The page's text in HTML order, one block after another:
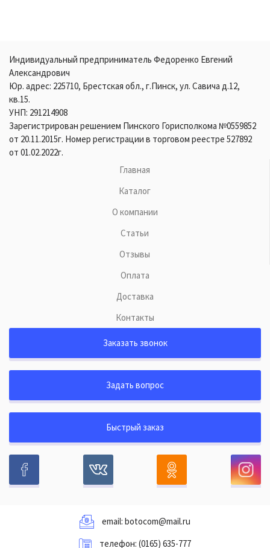
Индивидуальный предприниматель Федоренко Евгений
Александрович
Юр. адрес: 225710, Брестская обл., г.Пинск, ул. Савича д.12,
кв.15.
УНП: 291214908
Зарегистрирован решением Пинского Горисполкома №0559852
от 20.11.2015г. Номер регистрации в торговом реестре 527892
от 01.02.2022г.
Главная
Каталог
О компании
Статьи
Отзывы
Оплата
Доставка
Контакты
Заказать звонок
Задать вопрос
Быстрый заказ
email: botocom@mail.ru
телефон: (0165) 635-777